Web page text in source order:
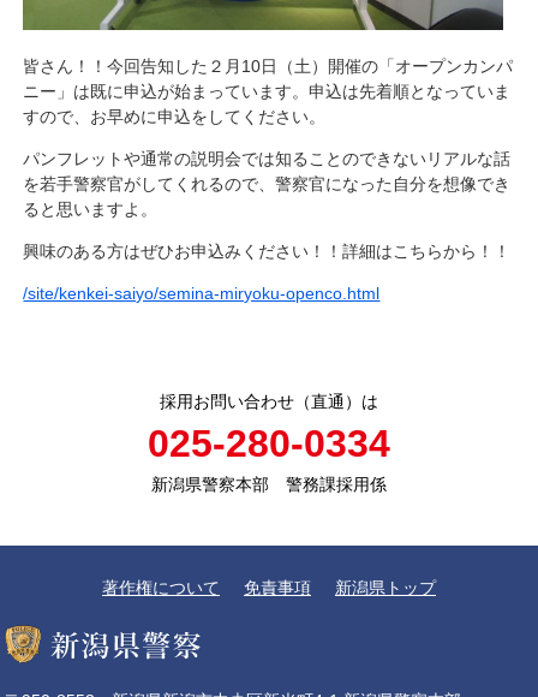
皆さん！！今回告知した２月10日（土）開催の「オープンカンパ
ニー」は既に申込が始まっています。申込は先着順となっていま
すので、お早めに申込をしてください。
パンフレットや通常の説明会では知ることのできないリアルな話
を若手警察官がしてくれるので、警察官になった自分を想像でき
ると思いますよ。
興味のある方はぜひお申込みください！！詳細はこちらから！！
/site/kenkei-saiyo/semina-miryoku-openco.html
採用お問い合わせ（直通）は
025-280-0334
新潟県警察本部 警務課採用係
著作権について 免責事項 新潟県トップ